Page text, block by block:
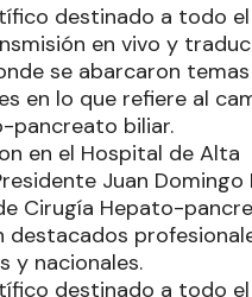
destinado a todo
en vivo y
se abarcaron
en lo que refiere al
pancreato biliar.
en el Hospital de Alta
Juan Domingo
Cirugía Hepato-
destacados
y nacionales.
destinado a todo